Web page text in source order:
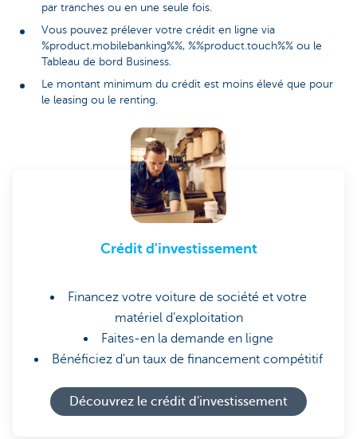
par tranches ou en une seule fois.
Vous pouvez prélever votre crédit en ligne via
%product.mobilebanking%%, %%product.touch%% ou le
Tableau de bord Business.
Le montant minimum du crédit est moins élevé que pour
le leasing ou le renting.
Crédit d'investissement
Financez votre voiture de société et votre
matériel d’exploitation
Faites-en la demande en ligne
Bénéficiez d'un taux de financement compétitif
Découvrez le crédit d'investissement